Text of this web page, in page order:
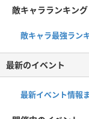
敵キャラランキング
敵キャラ最強ラン
最新のイベント
最新イベント情報